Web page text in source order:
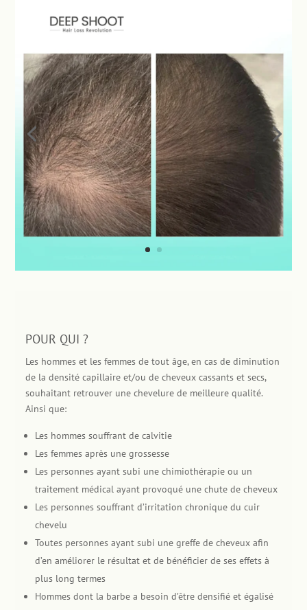
POUR QUI ?
Les hommes et les femmes de tout âge, en cas de diminution
de la densité capillaire et/ou de cheveux cassants et secs,
souhaitant retrouver une chevelure de meilleure qualité.
Ainsi que:
Les hommes souffrant de calvitie
Les femmes après une grossesse
Les personnes ayant subi une chimiothérapie ou un
traitement médical ayant provoqué une chute de cheveux
Les personnes souffrant d’irritation chronique du cuir
chevelu
Toutes personnes ayant subi une greffe de cheveux afin
d’en améliorer le résultat et de bénéficier de ses effets à
plus long termes
Hommes dont la barbe a besoin d’être densifié et égalisé